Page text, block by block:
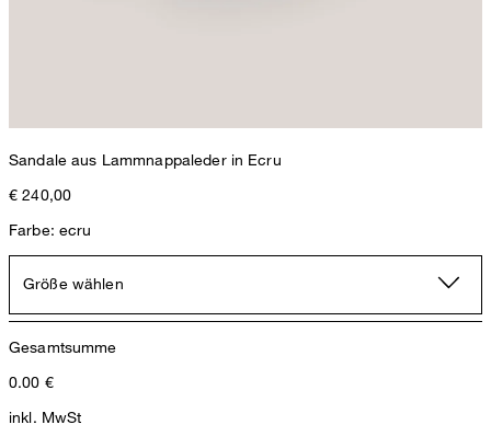
Sandale aus Lammnappaleder in Ecru
€ 240,00
Farbe: ecru
Größe wählen
Gesamtsumme
0.00 €
inkl. MwSt